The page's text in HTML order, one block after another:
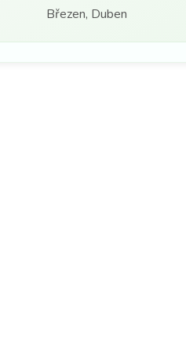
Březen, Duben